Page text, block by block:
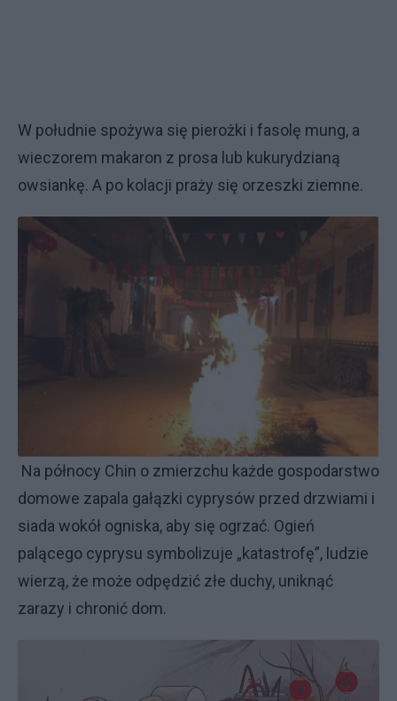
W południe spożywa się pierożki i fasolę mung, a
wieczorem makaron z prosa lub kukurydzianą
owsiankę. A po kolacji praży się orzeszki ziemne.
Na północy Chin o zmierzchu każde gospodarstwo
domowe zapala gałązki cyprysów przed drzwiami i
siada wokół ogniska, aby się ogrzać. Ogień
palącego cyprysu symbolizuje „katastrofę”, ludzie
wierzą, że może odpędzić złe duchy, uniknąć
zarazy i chronić dom.